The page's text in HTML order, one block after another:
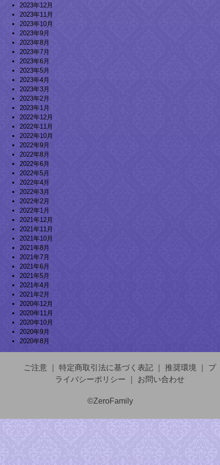
2023年12月
2023年11月
2023年10月
2023年9月
2023年8月
2023年7月
2023年6月
2023年5月
2023年4月
2023年3月
2023年2月
2023年1月
2022年12月
2022年11月
2022年10月
2022年9月
2022年8月
2022年6月
2022年5月
2022年4月
2022年3月
2022年2月
2022年1月
2021年12月
2021年11月
2021年10月
2021年8月
2021年7月
2021年6月
2021年5月
2021年4月
2021年2月
2020年12月
2020年11月
2020年10月
2020年9月
2020年8月
ご注意 特定商取引法に基づく表記 推奨環境
プ
ライバシーポリシー
お問い合わせ
©ZeroFamily